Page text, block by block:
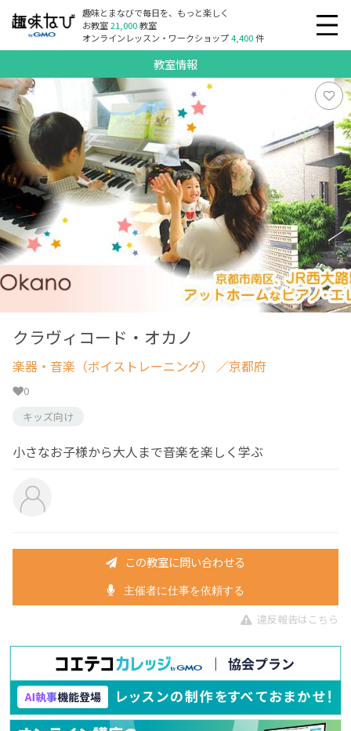
趣味とまなびで毎日を、もっと楽しく
お教室21,000教室
オンラインレッスン・ワークショップ4,400件
教室情報
クラヴィコード・オカノ
楽器・音楽（ボイストレーニング） ／京都府
0
キッズ向け
小さなお子様から大人まで音楽を楽しく学ぶ
この教室に問い合わせる
主催者に仕事を依頼する
違反報告はこちら